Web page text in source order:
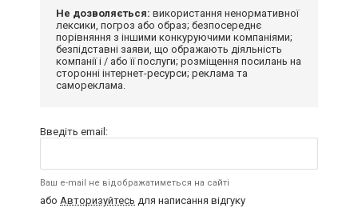
Не дозволяється: використання ненормативної
лексики, погроз або образ; безпосереднє
порівняння з іншими конкуруючими компаніями;
безпідставні заяви, що ображають діяльність
компанії і / або її послуги; розміщення посилань на
сторонні інтернет-ресурси; реклама та
самореклама.
Введіть email:
Ваш e-mail не відображатиметься на сайті
або Авторизуйтесь для написання відгуку